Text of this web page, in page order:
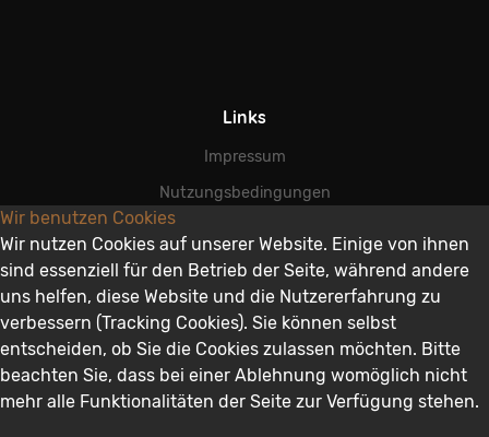
Links
Impressum
Nutzungsbedingungen
Datenschutz
Disclaimer
Wir benutzen Cookies
Wir nutzen Cookies auf unserer Website. Einige von ihnen
sind essenziell für den Betrieb der Seite, während andere
uns helfen, diese Website und die Nutzererfahrung zu
verbessern (Tracking Cookies). Sie können selbst
entscheiden, ob Sie die Cookies zulassen möchten. Bitte
beachten Sie, dass bei einer Ablehnung womöglich nicht
mehr alle Funktionalitäten der Seite zur Verfügung stehen.